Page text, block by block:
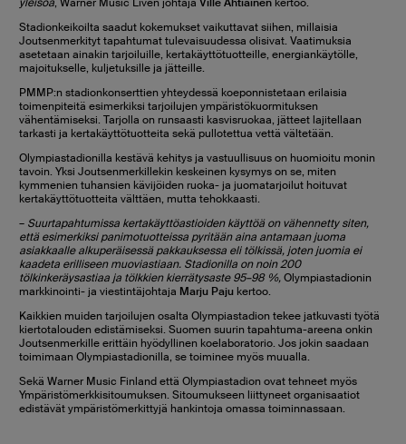
Stadionkeikoilta saadut kokemukset vaikuttavat siihen, millaisia
Joutsenmerkityt tapahtumat tulevaisuudessa olisivat. Vaatimuksia
asetetaan ainakin tarjoiluille, kertakäyttötuotteille, energiankäytölle,
majoitukselle, kuljetuksille ja jätteille.
PMMP:n stadionkonserttien yhteydessä koeponnistetaan erilaisia
toimenpiteitä esimerkiksi tarjoilujen ympäristökuormituksen
vähentämiseksi. Tarjolla on runsaasti kasvisruokaa, jätteet lajitellaan
tarkasti ja kertakäyttötuotteita sekä pullotettua vettä vältetään.
Olympiastadionilla kestävä kehitys ja vastuullisuus on huomioitu monin
tavoin. Yksi Joutsenmerkillekin keskeinen kysymys on se, miten
kymmenien tuhansien kävijöiden ruoka- ja juomatarjoilut hoituvat
kertakäyttötuotteita välttäen, mutta tehokkaasti.
– Suurtapahtumissa kertakäyttöastioiden käyttöä on vähennetty siten,
että esimerkiksi panimotuotteissa pyritään aina antamaan juoma
asiakkaalle alkuperäisessä pakkauksessa eli tölkissä, joten juomia ei
kaadeta erilliseen muoviastiaan. Stadionilla on noin 200
tölkinkeräysastiaa ja tölkkien kierrätysaste 95–98 %,Olympiastadionin
markkinointi- ja viestintäjohtaja Marju Paju kertoo.
Kaikkien muiden tarjoilujen osalta Olympiastadion tekee jatkuvasti työtä
kiertotalouden edistämiseksi. Suomen suurin tapahtuma-areena onkin
Joutsenmerkille erittäin hyödyllinen koelaboratorio. Jos jokin saadaan
toimimaan Olympiastadionilla, se toiminee myös muualla.
Sekä Warner Music Finland että Olympiastadion ovat tehneet myös
Ympäristömerkkisitoumuksen. Sitoumukseen liittyneet organisaatiot
edistävät ympäristömerkittyjä hankintoja omassa toiminnassaan.